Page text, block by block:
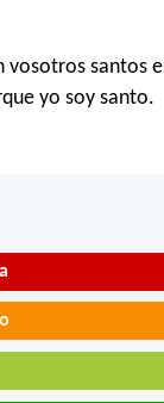
vosotros santos
yo soy santo.